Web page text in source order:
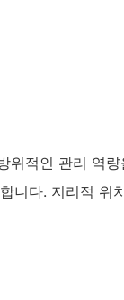
위적인 관리 역
니다. 지리적 위